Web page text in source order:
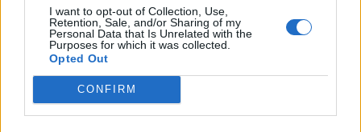
I want to opt-out of Collection, Use,
Retention, Sale, and/or Sharing of my
Personal Data that Is Unrelated with the
Purposes for which it was collected.
Opted Out
CONFIRM
Κηφισού – Mέχρι πότε θα
διαρκέσουν
26/01/2026
Χρυσοχοΐδης: «Έρχονται μέτρα για
το κυκλοφοριακό στην Αττική –